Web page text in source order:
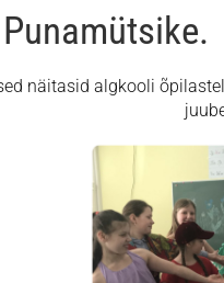
näitasid algkooli